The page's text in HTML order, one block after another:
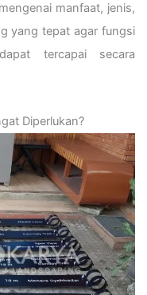
manfaat, jenis,
yang tepat agar fungsi
tercapai secara
Diperlukan?